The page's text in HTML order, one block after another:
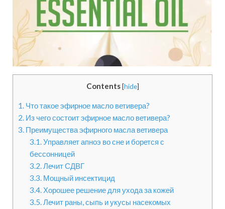
Contents [hide]
1. Что такое эфирное масло ветивера?
2. Из чего состоит эфирное масло ветивера?
3. Преимущества эфирного масла ветивера
3.1.Управляет апноэ во сне и борется с
бессонницей
3.2.Лечит СДВГ
3.3.Мощный инсектицид
3.4.Хорошее решение для ухода за кожей
3.5.Лечит раны, сыпь и укусы насекомых